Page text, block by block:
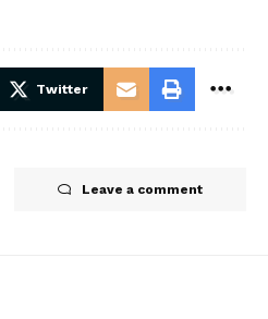
Twitter
Leave a comment